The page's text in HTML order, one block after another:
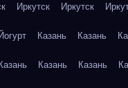
Иркутск Иркутск
Йогурт Казань Казань
Казань Казань Казань